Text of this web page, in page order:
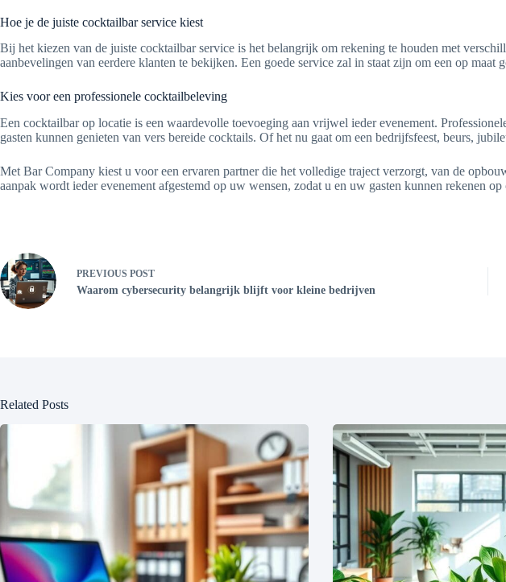
Hoe je de juiste cocktailbar service kiest
Bij het kiezen van de juiste cocktailbar service is het belangrijk om rekening te houden met
aanbevelingen van eerdere klanten te bekijken. Een goede service zal in staat zijn om een op
Kies voor een professionele cocktailbeleving
Een cocktailbar op locatie is een waardevolle toevoeging aan vrijwel ieder evenement.
gasten kunnen genieten van vers bereide cocktails. Of het nu gaat om een bedrijfsfeest, beurs,
Met Bar Company kiest u voor een ervaren partner die het volledige traject verzorgt, van de
aanpak wordt ieder evenement afgestemd op uw wensen, zodat u en uw gasten kunnen rekenen
PREVIOUS POST
Waarom cybersecurity belangrijk blijft voor kleine bedrijven
Related Posts